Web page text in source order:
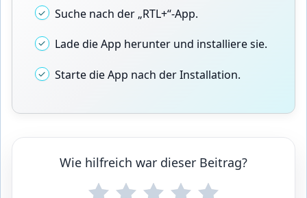
Suche nach der „RTL+“-App.
Lade die App herunter und installiere sie.
Starte die App nach der Installation.
Wie hilfreich war dieser Beitrag?